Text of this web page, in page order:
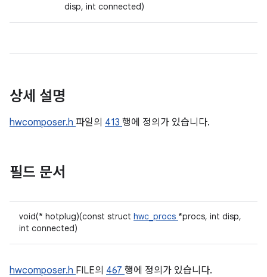
disp, int connected)
상세 설명
hwcomposer.h 파일의 413 행에 정의가 있습니다.
필드 문서
void(* hotplug)(const struct hwc_procs *procs, int disp,
int connected)
hwcomposer.h FILE의 467 행에 정의가 있습니다.